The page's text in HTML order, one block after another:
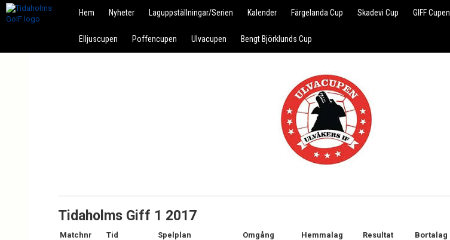
Hem Nyheter Laguppställningar/Serien Kalender Färgelanda Cup Skadevi Cup GIFF Cupen
Elljuscupen Poffencupen Ulvacupen Bengt Björklunds Cup
Tidaholms Giff 1 2017
Matchnr Tid Spelplan Omgång Hemmalag Resultat
Bortalag